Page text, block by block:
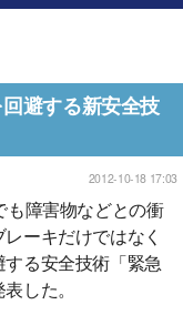
避する新安全技
2012-10-18 17:03
障害物などとの衝
ーキだけではなく
る安全技術「緊急
した。